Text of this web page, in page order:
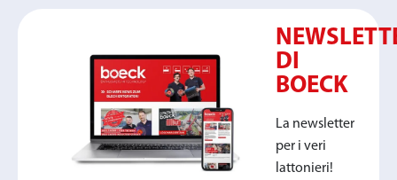
DI
BOECK
La newsletter
per i veri
lattonieri!